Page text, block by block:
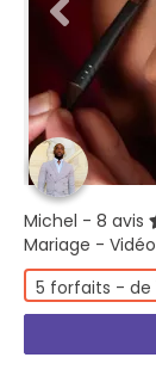
Michel - 8 avis
Mariage - Vidéo
5 forfaits - de